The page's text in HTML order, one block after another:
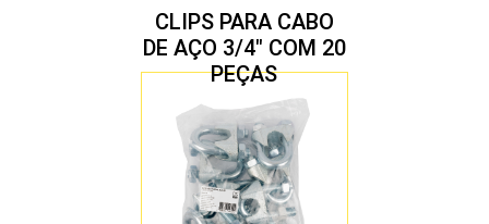
CLIPS PARA CABO
DE AÇO 3/4″ COM 20
PEÇAS